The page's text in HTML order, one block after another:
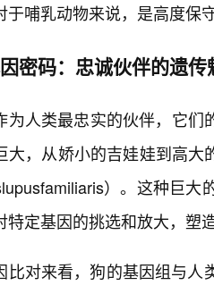
于哺乳动物来说，是高度保
密码：忠诚伙伴的遗传
为人类最忠实的伙伴，它
大，从娇小的吉娃娃到高
）。这种巨
特定基因的挑选和放大，塑
比对来看，狗的基因组与